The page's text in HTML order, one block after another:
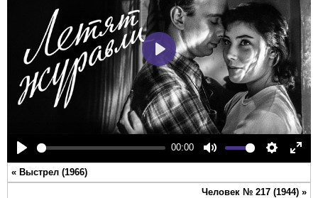
Play
00:00
Mute Settings
Play
« Выстрел (1966)
Человек № 217 (1944) »